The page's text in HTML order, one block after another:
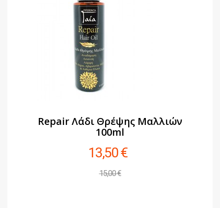
Repair Λάδι Θρέψης Μαλλιών
100ml
13,50 €
15,00 €